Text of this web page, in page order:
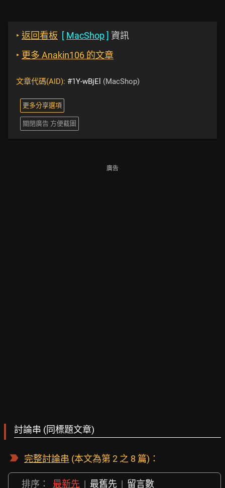
‣ 返回看板 [ MacShop] 資訊
‣ 更多 Anakin106 的文章
文章代碼(AID): #1Y-wBjEl (MacShop)
更多分享選項
關閉廣告 方便截圖
廣告
討論串 (同標題文章)
完整討論串 (本文為第 2 之 8 篇)：
排序： 最新先 | 最舊先 | 留言數